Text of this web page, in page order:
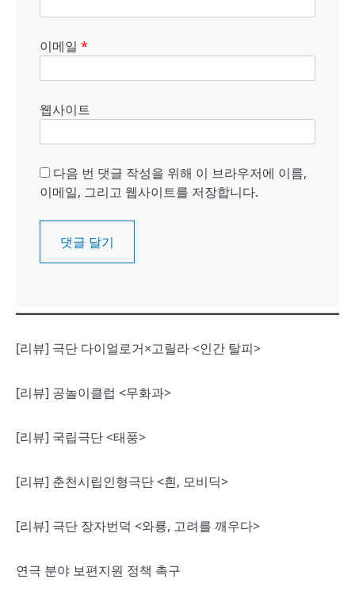
이메일 *
웹사이트
다음 번 댓글 작성을 위해 이 브라우저에 이름,
이메일, 그리고 웹사이트를 저장합니다.
[리뷰] 극단 다이얼로거×고릴라 <인간 탈피>
[리뷰] 공놀이클럽 <무화과>
[리뷰] 국립극단 <태풍>
[리뷰] 춘천시립인형극단 <흰, 모비딕>
[리뷰] 극단 장자번덕 <와룡, 고려를 깨우다>
연극 분야 보편지원 정책 촉구